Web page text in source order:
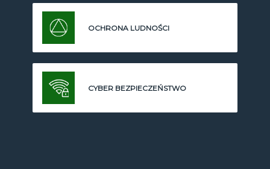
OCHRONA LUDNOŚCI
CYBER BEZPIECZEŃSTWO